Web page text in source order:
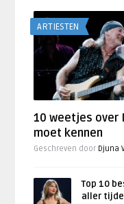
ARTIESTEN
10 weetjes over
moet kennen
Geschreven door Djuna
Top 10
aller